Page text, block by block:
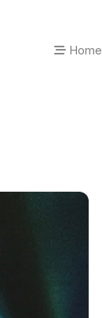
Home